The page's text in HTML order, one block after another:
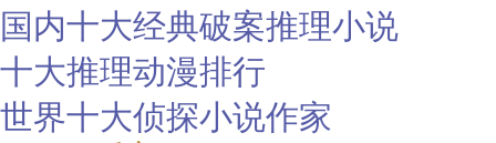
国内十大经典破案推理小说
十大推理动漫排行
世界十大侦探小说作家